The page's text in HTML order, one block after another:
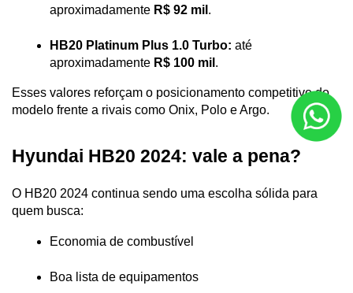
aproximadamente R$ 92 mil .
HB20 Platinum Plus 1.0 Turbo: até
aproximadamente R$ 100 mil .
Esses valores reforçam o posicionamento competitivo do
modelo frente a rivais como Onix, Polo e Argo.
Hyundai HB20 2024: vale a pena?
O HB20 2024 continua sendo uma escolha sólida para
quem busca:
Economia de combustível
Boa lista de equipamentos